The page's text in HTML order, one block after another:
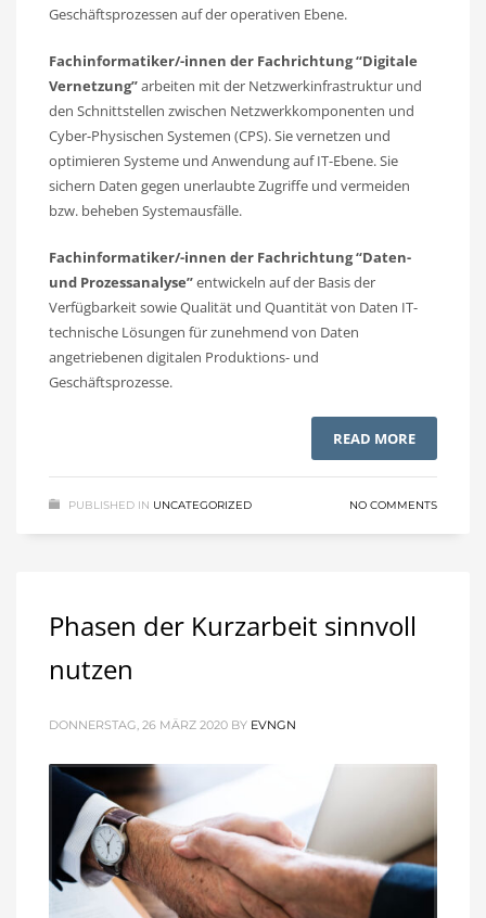
Geschäftsprozessen auf der operativen Ebene.
Fachinformatiker/-innen der Fachrichtung “Digitale
Vernetzung”arbeiten mit der Netzwerkinfrastruktur und
den Schnittstellen zwischen Netzwerkkomponenten und
Cyber-Physischen Systemen (CPS). Sie vernetzen und
optimieren Systeme und Anwendung auf IT-Ebene. Sie
sichern Daten gegen unerlaubte Zugriffe und vermeiden
bzw. beheben Systemausfälle.
Fachinformatiker/-innen der Fachrichtung “Daten-
und Prozessanalyse”entwickeln auf der Basis der
Verfügbarkeit sowie Qualität und Quantität von Daten IT-
technische Lösungen für zunehmend von Daten
angetriebenen digitalen Produktions- und
Geschäftsprozesse.
READ MORE
PUBLISHED IN UNCATEGORIZED NO COMMENTS
Phasen der Kurzarbeit sinnvoll
nutzen
DONNERSTAG, 26 MÄRZ 2020 BY EVNGN